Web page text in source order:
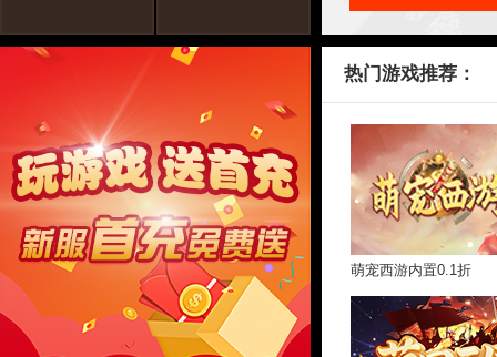
热门游戏推荐：
萌宠西游内置0.1折